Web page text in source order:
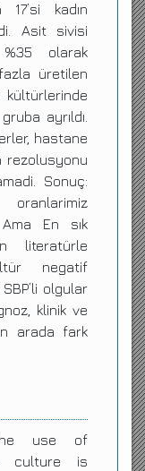
kadın
Asit sivisi
olarak
üretilen
ayrıldı.
hastane
rezolusyonu
Sonuç:
En sık
literatürle
negatif
olgular
klinik ve
arada fark
the use of
culture is